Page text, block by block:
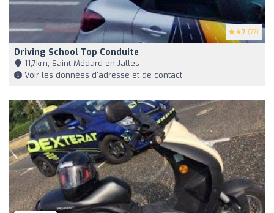
4.7 (77)
Driving School Top Conduite
11,7km, Saint-Médard-en-Jalles
Voir les données d'adresse et de contact